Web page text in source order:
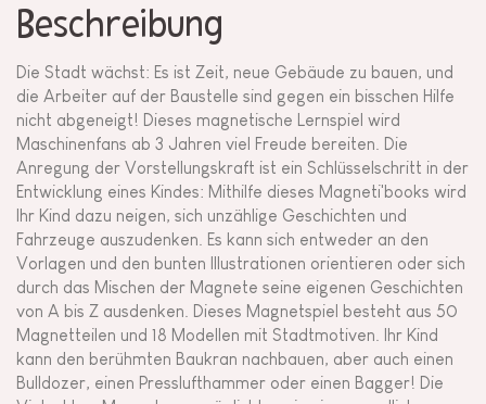
Beschreibung
Die Stadt wächst: Es ist Zeit, neue Gebäude zu bauen, und
die Arbeiter auf der Baustelle sind gegen ein bisschen Hilfe
nicht abgeneigt! Dieses magnetische Lernspiel wird
Maschinenfans ab 3 Jahren viel Freude bereiten. Die
Anregung der Vorstellungskraft ist ein Schlüsselschritt in der
Entwicklung eines Kindes: Mithilfe dieses Magneti'books wird
Ihr Kind dazu neigen, sich unzählige Geschichten und
Fahrzeuge auszudenken. Es kann sich entweder an den
Vorlagen und den bunten Illustrationen orientieren oder sich
durch das Mischen der Magnete seine eigenen Geschichten
von A bis Z ausdenken. Dieses Magnetspiel besteht aus 50
Magnetteilen und 18 Modellen mit Stadtmotiven. Ihr Kind
kann den berühmten Baukran nachbauen, aber auch einen
Bulldozer, einen Presslufthammer oder einen Bagger! Die